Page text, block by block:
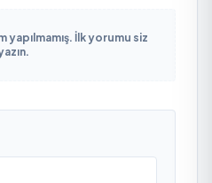
yapılmamış. İlk yorumu siz